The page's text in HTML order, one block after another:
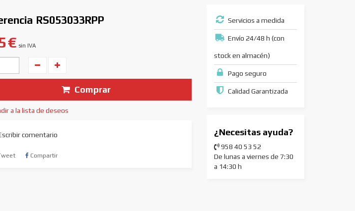
RS053033RPP
€ sin IVA
Comprar
a la lista de deseos
comentario
Compartir
Servicios a medida
Envío 24/48 h (con
stock en almacén)
Pago seguro
Calidad Garantizada
¿Necesitas ayuda?
958 40 53 52
De lunas a viernes de 7:30
a 14:30 h